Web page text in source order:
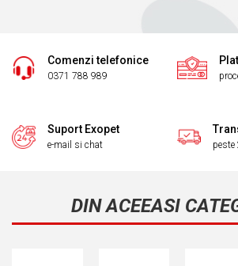
Comenzi telefonice
0371 788 989
Suport Exopet
e-mail si chat peste
DIN ACEEASI